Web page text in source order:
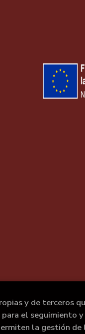
y de terceros
para el
la gestión